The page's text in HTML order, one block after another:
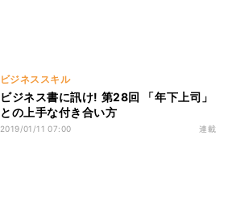
ビジネススキル
ビジネス書に訊け! 第28回 「年下上司」
との上手な付き合い方
2019/01/11 07:00 連載